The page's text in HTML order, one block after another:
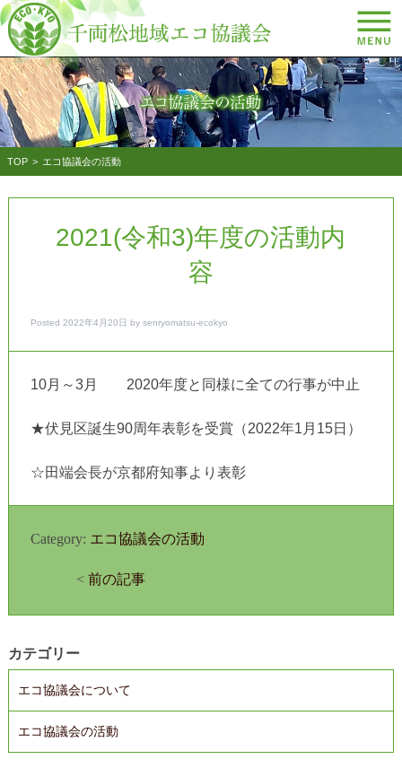
TOP エコ協議会の活動
2021(令和3)年度の活動内
容
Posted 2022年4月20日 by senryomatsu-ecokyo
10月～3月 2020年度と同様に全ての行事が中止
★伏見区誕生90周年表彰を受賞（2022年1月15日）
☆田端会長が京都府知事より表彰
Category: エコ協議会の活動
< 前の記事
カテゴリー
エコ協議会について
エコ協議会の活動